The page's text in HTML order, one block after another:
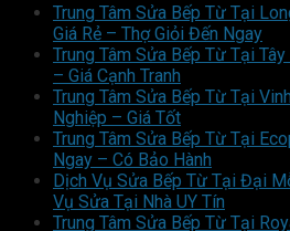
Trung Tâm Sửa Bếp Từ Tại
Giá Rẻ – Thợ Giỏi Đến Ngay
Trung Tâm Sửa Bếp Từ Tại
– Giá Cạnh Tranh
Trung Tâm Sửa Bếp Từ Tại
Nghiệp – Giá Tốt
Trung Tâm Sửa Bếp Từ Tại
Ngay – Có Bảo Hành
Dịch Vụ Sửa Bếp Từ Tại Đại
Vụ Sửa Tại Nhà UY Tín
Trung Tâm Sửa Bếp Từ Tại